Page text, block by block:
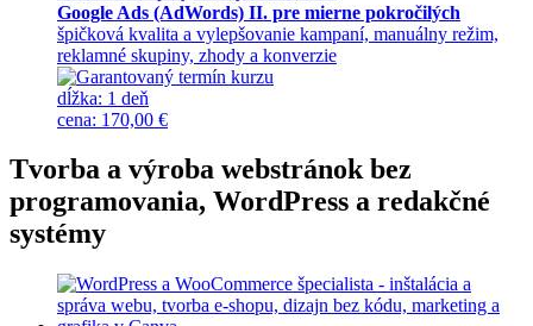
Google Ads (AdWords) II. pre mierne pokročilých
špičková kvalita a vylepšovanie kampaní, manuálny režim,
reklamné skupiny, zhody a konverzie
dĺžka: 1 deň
cena: 170,00 €
Tvorba a výroba webstránok bez
programovania, WordPress a redakčné
systémy